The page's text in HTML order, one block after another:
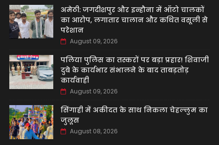
अमेठी: जगदीशपुर और इन्हौना में ऑटो चालकों
का आरोप, लगातार चालान और कथित वसूली से
परेशान
August 09, 2026
पलिया पुलिस का तस्करों पर बड़ा प्रहार! शिवाजी
दुबे के कार्यभार संभालने के बाद ताबड़तोड़
कार्यवाही
August 09, 2026
सिंगाही में अकीदत के साथ निकला चेहल्लुम का
जुलूस
August 08, 2026